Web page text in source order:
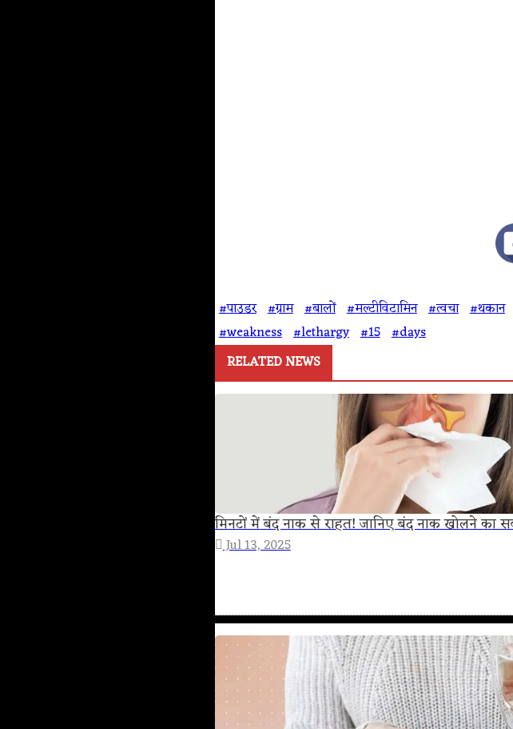
#पाउडर #ग्राम #बालों #मल्टीविटामिन #त्वचा #थकान
#weakness #lethargy #15 #days
RELATED NEWS
मिनटों में बंद नाक से राहत! जानिए बंद नाक खोलने का
Jul 13, 2025